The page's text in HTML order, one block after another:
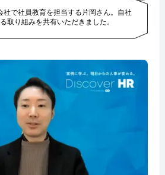
社で社員教育を担当する片岡さん。自社
取り組みを共有いただきました。